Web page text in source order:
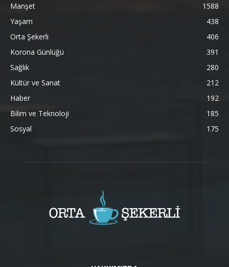
Manşet
1588
Yaşam
438
Orta Şekerli
406
Korona Günlüğü
391
Sağlık
280
Kültür ve Sanat
212
Haber
192
Bilim ve Teknoloji
185
Sosyal
175